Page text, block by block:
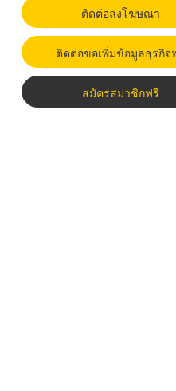
ติดต่อลงโฆษณา
ติดต่อขอเพิ่มข้อมูลธุรกิจ
สมัครสมาชิกฟรี